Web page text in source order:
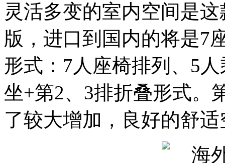
灵活多变的室内空间是这
版，进口到国内的将是7
形式：7人座椅排列、5
坐+第2、3排折叠形式。
了较大增加，良好的舒